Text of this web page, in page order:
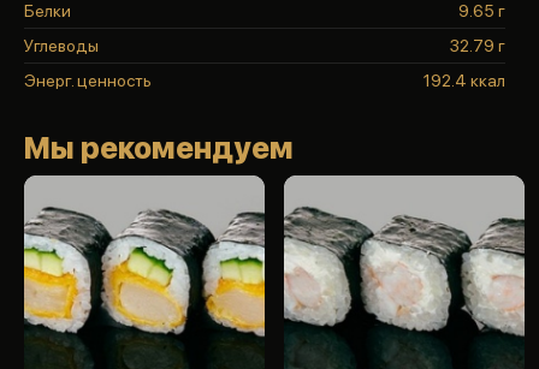
Белки
9.65 г
Углеводы
32.79 г
Энерг. ценность
192.4 ккал
Мы рекомендуем